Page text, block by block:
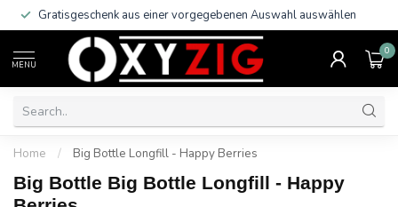
Gratisgeschenk aus einer vorgegebenen Auswahl auswählen
MENU
0
Home / Big Bottle Longfill - Happy Berries
Big Bottle Big Bottle Longfill - Happy